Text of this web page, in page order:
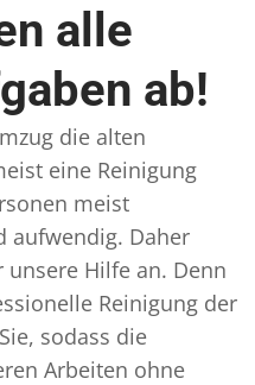
alle
ab!
die alten
eine Reinigung
meist
aufwendig. Daher
Hilfe an. Denn
Reinigung der
sodass die
Arbeiten ohne